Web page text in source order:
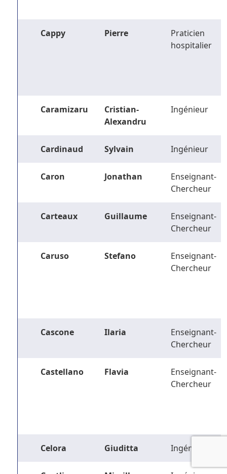
Cappy Pierre
Praticien
hospitalier
Caramizaru
Cristian-
Alexandru
Ingénieur
Cardinaud Sylvain Ingénieur
Caron Jonathan
Enseignant-
Chercheur
Carteaux Guillaume
Enseignant-
Chercheur
Caruso Stefano
Enseignant-
Chercheur
Cascone Ilaria
Enseignant-
Chercheur
Castellano Flavia
Enseignant-
Chercheur
Celora Giuditta Ingénieur